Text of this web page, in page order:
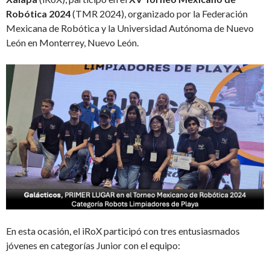
Robótica 2024(TMR 2024), organizado por la Federación
Mexicana de Robótica y la Universidad Autónoma de Nuevo
León en Monterrey, Nuevo León.
En esta ocasión, el iRoX participó con tres entusiasmados
jóvenes en categorías Junior con el equipo: